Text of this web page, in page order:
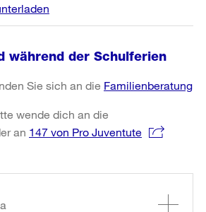
während der Schulferien
Sie sich an die Familienberatung
wende dich an die
an 147 von Pro Juventute